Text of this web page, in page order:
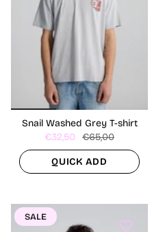
Snail Washed Grey T-shirt
€32,50
€65,00
QUICK ADD
SALE